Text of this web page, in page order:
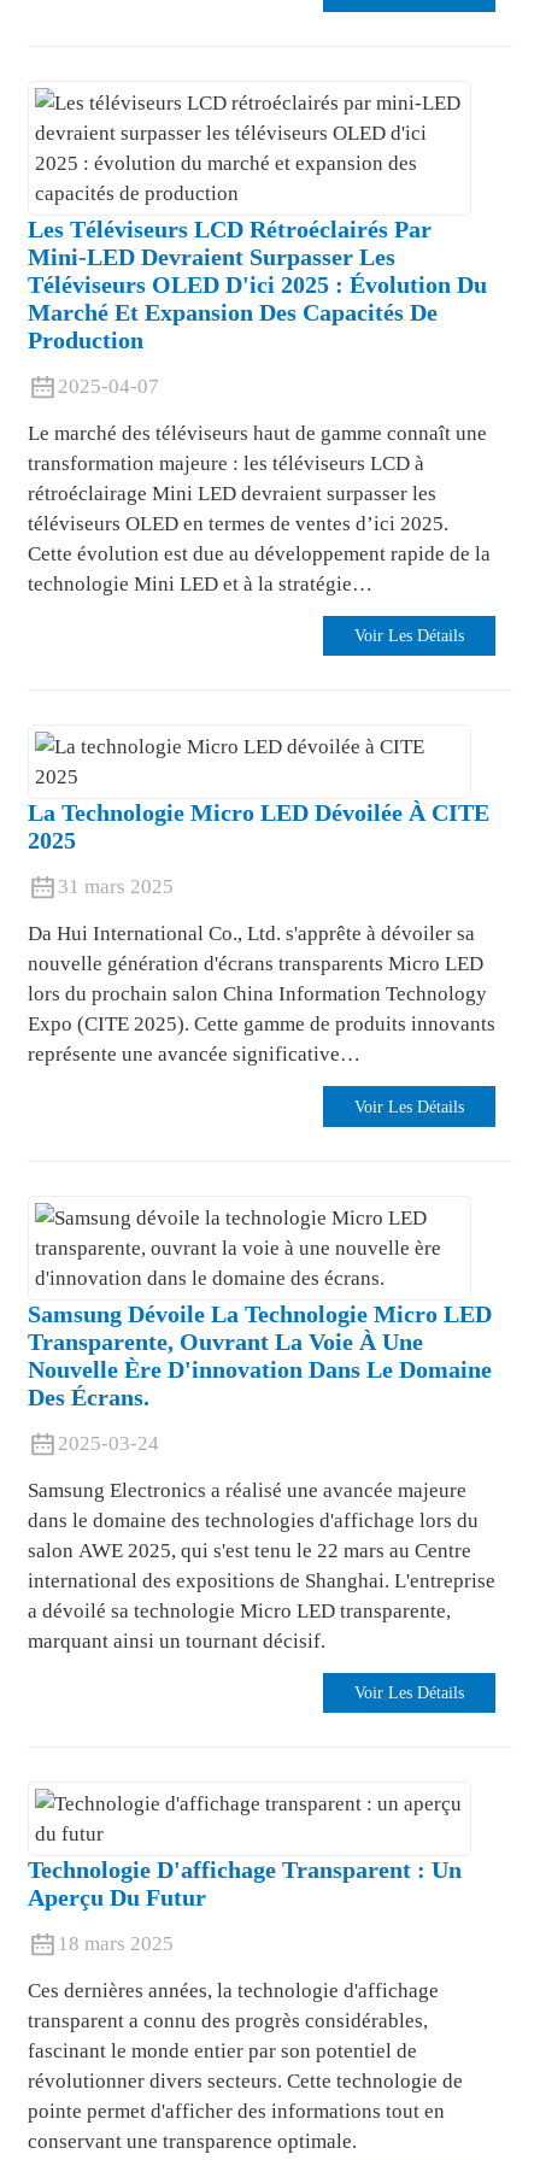
Les Téléviseurs LCD Rétroéclairés Par
Mini-LED Devraient Surpasser Les
Téléviseurs OLED D'ici 2025 : Évolution Du
Marché Et Expansion Des Capacités De
Production
2025-04-07
Le marché des téléviseurs haut de gamme connaît une
transformation majeure : les téléviseurs LCD à
rétroéclairage Mini LED devraient surpasser les
téléviseurs OLED en termes de ventes d’ici 2025.
Cette évolution est due au développement rapide de la
technologie Mini LED et à la stratégie…
Voir Les Détails
La Technologie Micro LED Dévoilée À CITE
2025
31 mars 2025
Da Hui International Co., Ltd. s'apprête à dévoiler sa
nouvelle génération d'écrans transparents Micro LED
lors du prochain salon China Information Technology
Expo (CITE 2025). Cette gamme de produits innovants
représente une avancée significative…
Voir Les Détails
Samsung Dévoile La Technologie Micro LED
Transparente, Ouvrant La Voie À Une
Nouvelle Ère D'innovation Dans Le Domaine
Des Écrans.
2025-03-24
Samsung Electronics a réalisé une avancée majeure
dans le domaine des technologies d'affichage lors du
salon AWE 2025, qui s'est tenu le 22 mars au Centre
international des expositions de Shanghai. L'entreprise
a dévoilé sa technologie Micro LED transparente,
marquant ainsi un tournant décisif.
Voir Les Détails
Technologie D'affichage Transparent : Un
Aperçu Du Futur
18 mars 2025
Ces dernières années, la technologie d'affichage
transparent a connu des progrès considérables,
fascinant le monde entier par son potentiel de
révolutionner divers secteurs. Cette technologie de
pointe permet d'afficher des informations tout en
conservant une transparence optimale.